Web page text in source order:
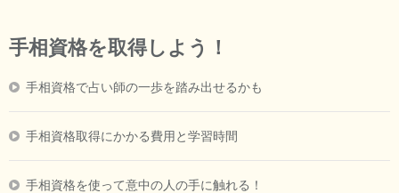
手相資格を取得しよう！
手相資格で占い師の一歩を踏み出せるかも
手相資格取得にかかる費用と学習時間
手相資格を使って意中の人の手に触れる！